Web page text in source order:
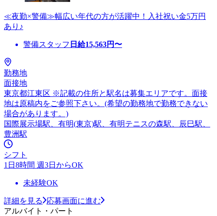
≪夜勤×警備≫幅広い年代の方が活躍中！入社祝い金5万円
あり♪
警備スタッフ 日給15,563円〜
勤務地
面接地
東京都江東区 ※記載の住所と駅名は募集エリアです。面接
地は原稿内をご参照下さい。(希望の勤務地で勤務できない
場合があります。)
国際展示場駅、有明(東京)駅、有明テニスの森駅、辰巳駅、
豊洲駅
シフト
1日8時間 週3日からOK
未経験OK
詳細を見る
応募画面に進む
アルバイト・パート